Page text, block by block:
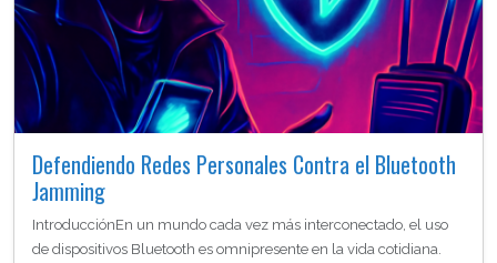
Defendiendo Redes Personales Contra el Bluetooth
Jamming
IntroducciónEn un mundo cada vez más interconectado, el uso
de dispositivos Bluetooth es omnipresente en la vida cotidiana.